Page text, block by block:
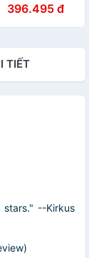
Apollo 4 - The
Tomb
396.495 đ
TIẾT
--Kirkus